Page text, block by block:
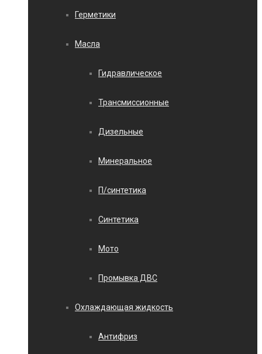
Герметики
Масла
Гидравлическое
Трансмиссионные
Дизельные
Минеральное
П/синтетика
Синтетика
Мото
Промывка ДВС
Охлаждающая жидкость
Антифриз